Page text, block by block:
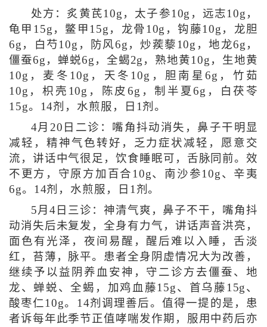
处方：炙黄芪10g，太子参10g，远志10g，
龟甲15g，鳖甲15g，龙骨10g，钩藤10g，龙胆
6g，白芍10g，防风6g，炒蒺藜10g，地龙6g，
僵蚕6g，蝉蜕6g，全蝎2g，熟地黄10g，生地黄
10g，麦冬10g，天冬10g，胆南星6g，竹茹
10g，枳壳10g，陈皮6g，制半夏6g，白茯苓
15g。14剂，水煎服，日1剂。
4月20日二诊：嘴角抖动消失，鼻子干明显
减轻，精神气色转好，乏力症状减轻，愿意交
流，讲话中气很足，饮食睡眠可，舌脉同前。效
不更方，守原方加百合10g、南沙参10g、辛夷
6g。14剂，水煎服，日1剂。
5月4日三诊：神清气爽，鼻子不干，嘴角抖
动消失后未复发，全身有力气，讲话声音洪亮，
面色有光泽，夜间易醒，醒后难以入睡，舌淡
红，苔薄，脉平。患者全身阴虚情况大为改善，
继续予以益阴养血安神，守二诊方去僵蚕、地
龙、蝉蜕、全蝎，加鸡血藤15g、首乌藤15g、
酸枣仁10g。14剂调理善后。值得一提的是，患
者诉每年此季节正值哮喘发作期，服用中药后亦